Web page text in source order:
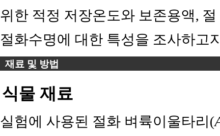
위한 적정 저장온도와 보존용액,
절화수명에 대한 특성을 조사하고
재료 및 방법
식물 재료
실험에 사용된 절화 벼륙이울타리(